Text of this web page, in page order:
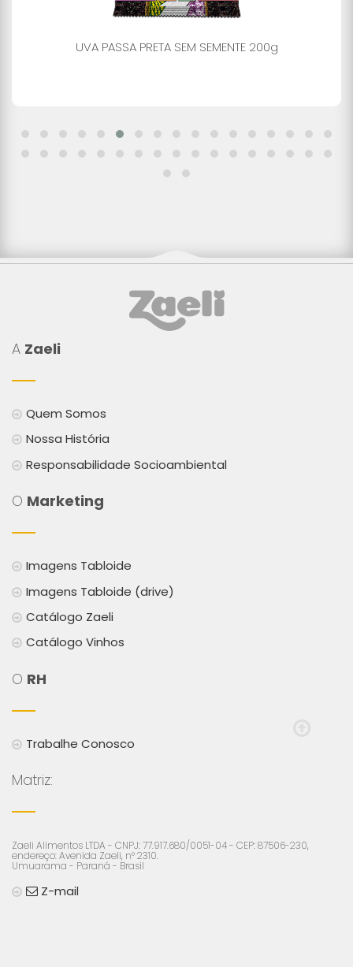
UVA PASSA PRETA SEM SEMENTE 200g
A Zaeli
Quem Somos
Nossa História
Responsabilidade Socioambiental
O Marketing
Imagens Tabloide
Imagens Tabloide (drive)
Catálogo Zaeli
Catálogo Vinhos
O RH
Trabalhe Conosco
Matriz:
Zaeli Alimentos LTDA - CNPJ: 77.917.680/0051-04 - CEP: 87506-230,
endereço: Avenida Zaeli, n° 2310.
Umuarama - Paraná - Brasil
Z-mail